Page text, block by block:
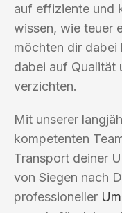
auf effiziente und
wissen, wie teuer
möchten dir dabei
dabei auf Qualität
verzichten.
Mit unserer
kompetenten
Transport deiner
von Siegen nach
professioneller